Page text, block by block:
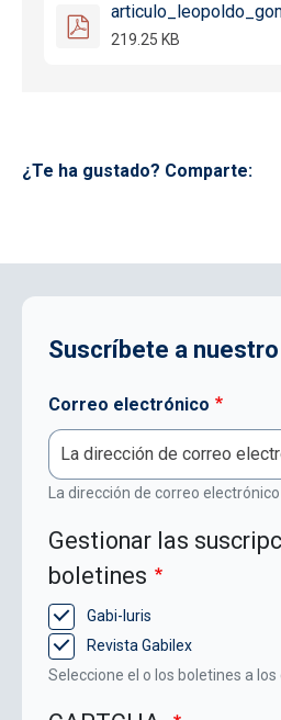
219.25 KB
¿Te ha gustado? Comparte:
Suscríbete a
Correo electrónico
La dirección de correo
Gestionar las
boletines
Gabi-Iuris
Revista Gabilex
Seleccione el o los boletines a